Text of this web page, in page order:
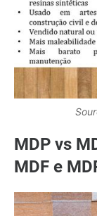
MDP vs
MDF e